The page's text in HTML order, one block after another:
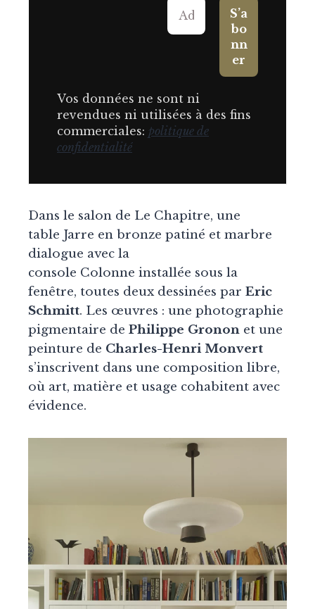
Vos données ne sont ni
revendues ni utilisées à des fins
commerciales: politique de
confidentialité
Dans le salon de Le Chapitre, une
table Jarre en bronze patiné et marbre
dialogue avec la
console Colonne installée sous la
fenêtre, toutes deux dessinées par Eric
Schmitt. Les œuvres : une photographie
pigmentaire de Philippe Gronon et une
peinture de Charles-Henri Monvert
s’inscrivent dans une composition libre,
où art, matière et usage cohabitent avec
évidence.